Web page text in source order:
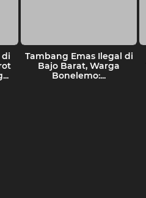
di
Tambang Emas Ilegal di
Bajo Barat, Warga
Bonelemo:...